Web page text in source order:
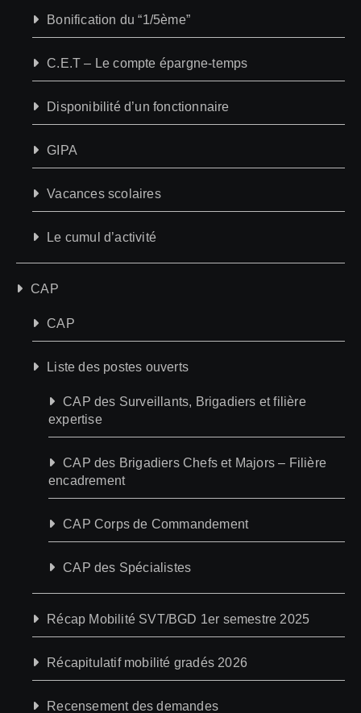
Bonification du “1/5ème”
C.E.T – Le compte épargne-temps
Disponibilité d’un fonctionnaire
GIPA
Vacances scolaires
Le cumul d’activité
CAP
CAP
Liste des postes ouverts
CAP des Surveillants, Brigadiers et filière
expertise
CAP des Brigadiers Chefs et Majors – Filière
encadrement
CAP Corps de Commandement
CAP des Spécialistes
Récap Mobilité SVT/BGD 1er semestre 2025
Récapitulatif mobilité gradés 2026
Recensement des demandes